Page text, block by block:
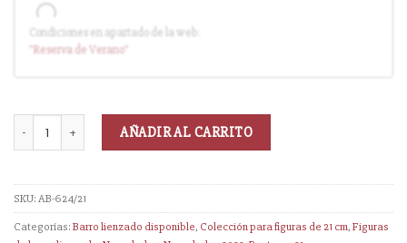
Entrega en cuanto el pedido esté disponible (sin descuento)
Condiciones en apartado de la web:
"Reservade Verano"
AÑADIR AL CARRITO
SKU:AB-624/21
Categorías:Barro lienzado disponible, Colección para figuras de 21 cm,Figuras